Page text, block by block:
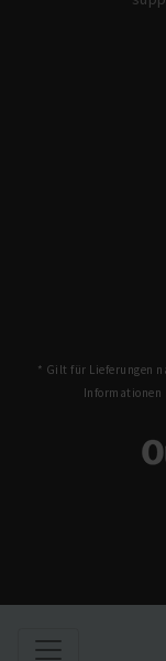
* Gilt für Lieferungen
Informationen